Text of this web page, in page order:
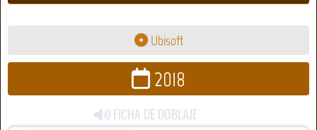
Ubisoft
2018
FICHA DE DOBLAJE